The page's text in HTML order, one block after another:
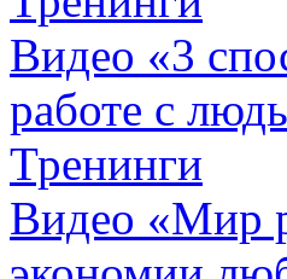
Видео «3
работе с
Тренинги
Видео «Мир